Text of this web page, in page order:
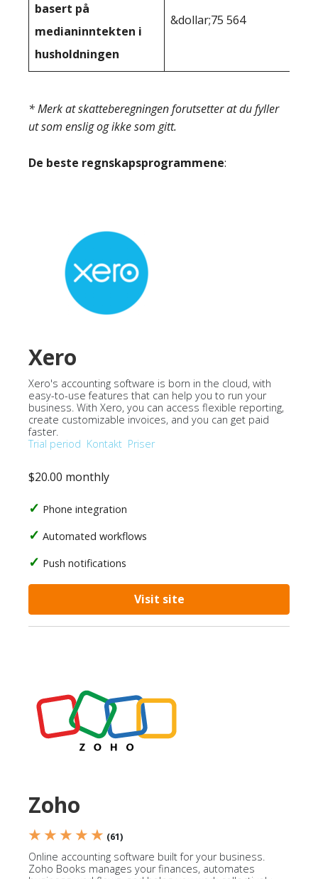
basert på
medianinntekten i
husholdningen
&dollar;75 564
* Merk at skatteberegningen forutsetter at du fyller
ut som enslig og ikke som gitt.
De beste regnskapsprogrammene:
Xero
Xero's accounting software is born in the cloud, with
easy-to-use features that can help you to run your
business. With Xero, you can access flexible reporting,
create customizable invoices, and you can get paid
faster.
Trial period Kontakt Priser
$20.00 monthly
Phone integration
Automated workflows
Push notifications
Visit site
Zoho
★ ★ ★ ★ ★ (61)
Online accounting software built for your business.
Zoho Books manages your finances, automates